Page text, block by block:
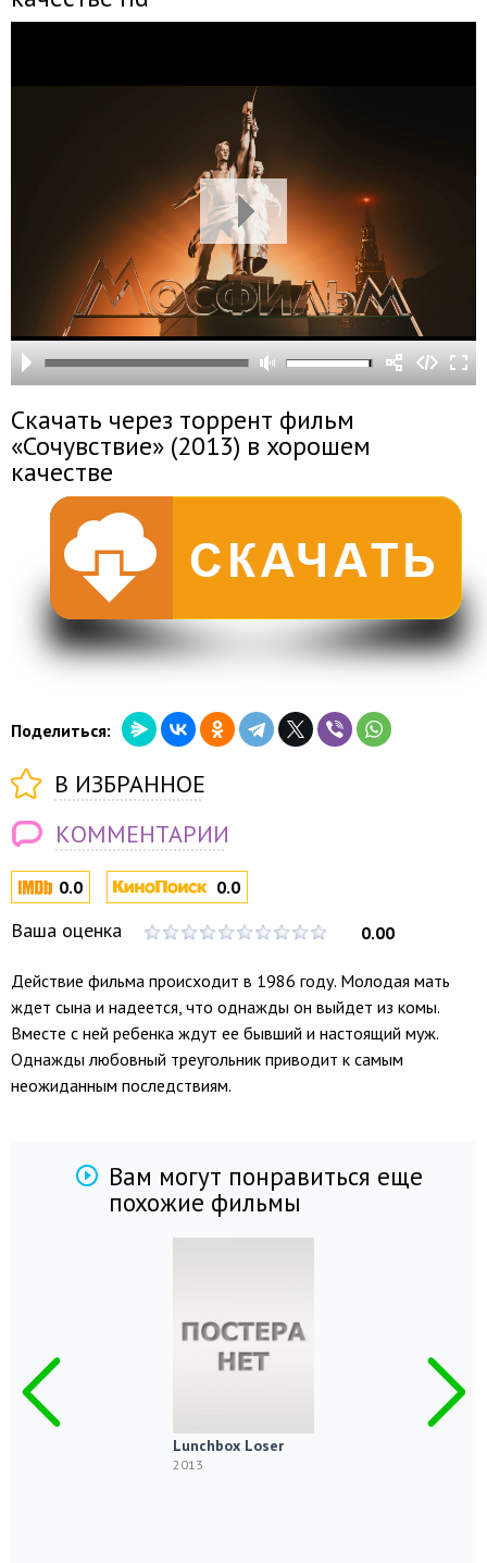
0.0 0.0
Ваша оценка 0.00
Действие фильма происходит в 1986 году. Молодая мать
ждет сына и надеется, что однажды он выйдет из комы.
Вместе с ней ребенка ждут ее бывший и настоящий муж.
Однажды любовный треугольник приводит к самым
неожиданным последствиям.
Скачать через торрент фильм
«Сочувствие» (2013) в хорошем
качестве
Поделиться:
В ИЗБРАННОЕ
КОММЕНТАРИИ
Вам могут понравиться еще
похожие фильмы
Lunchbox Loser
2013